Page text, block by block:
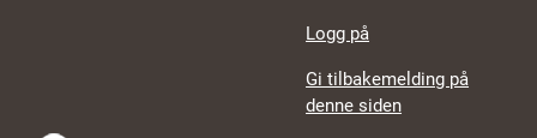
Logg på
Gi tilbakemelding på
denne siden